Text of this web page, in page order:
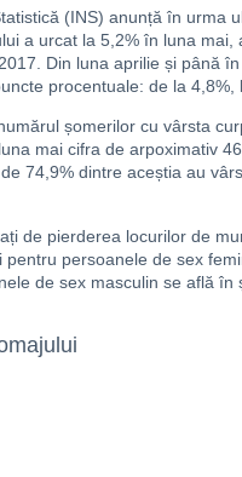
(INS) anunță în urma
a urcat la 5,2% în luna mai,
Din luna aprilie și până în
procentuale: de la 4,8%,
șomerilor cu vârsta
mai cifra de arpoximativ
74,9% dintre aceștia au
de pierderea locurilor de
pentru persoanele de sex
de sex masculin se află în